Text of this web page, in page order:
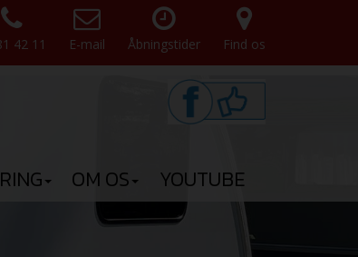
42 11 E-mail Åbningstider Find os
OM OS YOUTUBE